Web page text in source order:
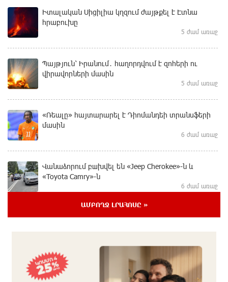
Իտալական Սիցիլիա կղզում ժայթքել է Էտնա
հրաբուխը
5 ժամ առաջ
Պայթյուն՝ Իրանում․ հաղորդվում է զոհերի ու
վիրավորների մասին
5 ժամ առաջ
«Ռեալը» հայտարարել է Դիոմանդեի տրանսֆերի
մասին
6 ժամ առաջ
Վանաձորում բшխվել են «Jeep Cherokee»-ն և
«Toyota Camry»-ն
6 ժամ առաջ
Մասկը մերժել է Կիևի խնդրանքը՝ օգտագործել
6 ժամ առաջ
Երևանում և մարզերում էլեկտրաէներգիայի
ԱՄԲՈՂՋ ԼՐԱՀՈՍԸ »